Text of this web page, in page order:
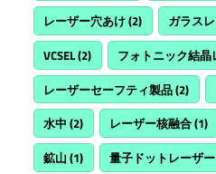
レーザー穴あけ(2) ガラス
VCSEL(2) フォトニック結晶
レーザーセーフティ製品(2)
水中 (2) レーザー核融合(1)
鉱山 (1) 量子ドットレーザー